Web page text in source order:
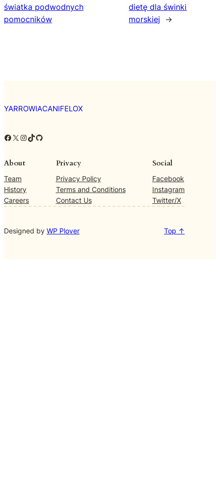
światka podwodnych
pomocników
dietę dla świnki
morskiej
→
YARROWIACANIFELOX
Facebook X Instagram TikTok GitHub
About
Team
History
Careers
Privacy
Privacy Policy
Terms and Conditions
Contact Us
Social
Facebook
Instagram
Twitter/X
Designed by WP Plover Top ↑